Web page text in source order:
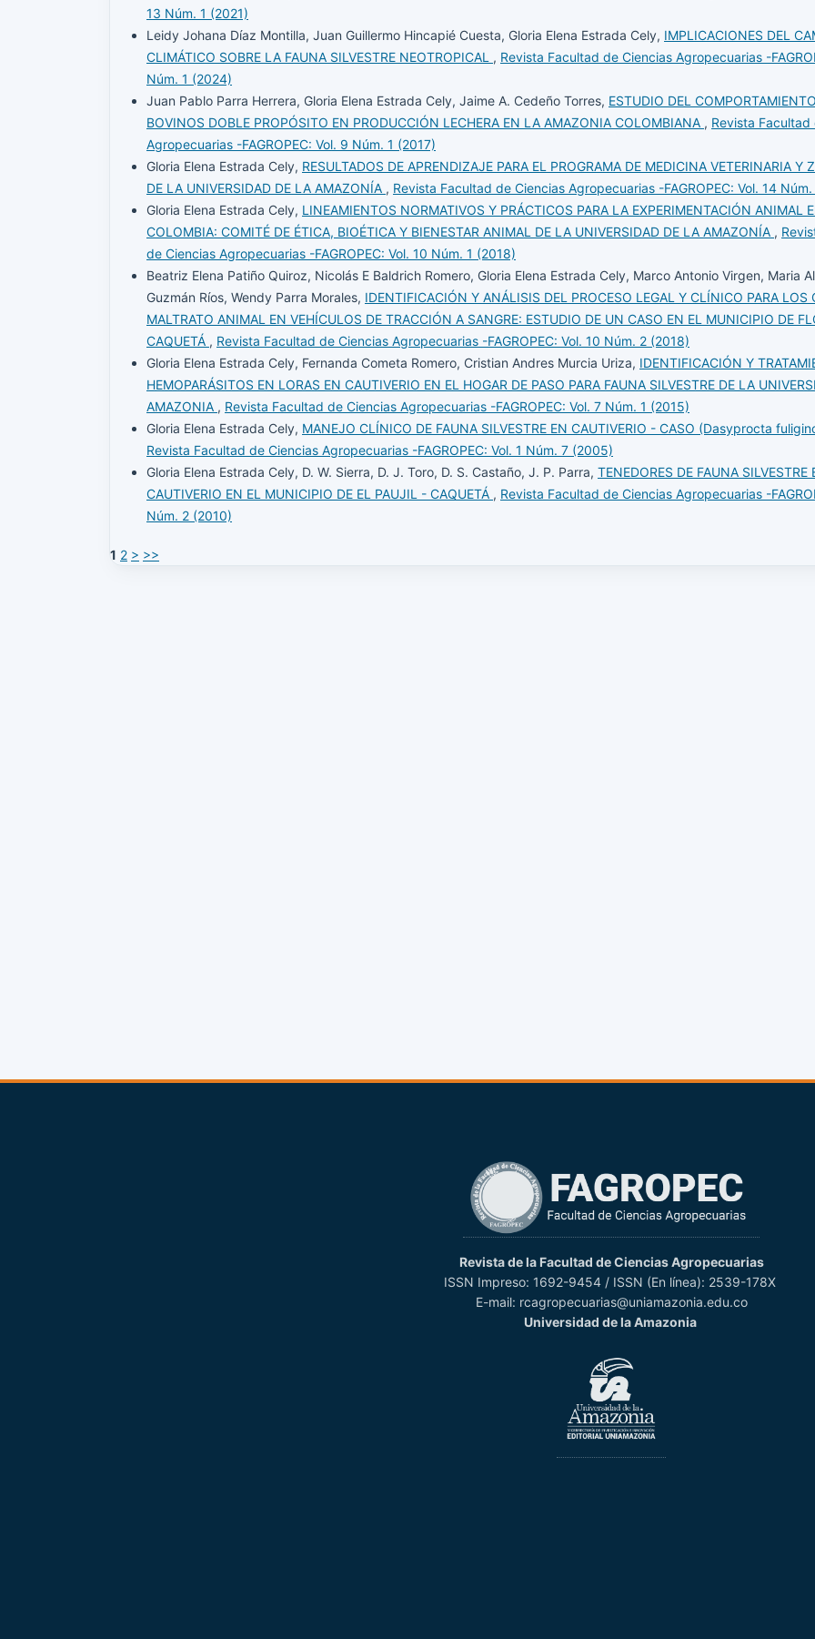
13 Núm. 1 (2021)
Leidy Johana Díaz Montilla, Juan Guillermo Hincapié Cuesta, Gloria Elena Estrada Cely, IMPLICACIONES DEL
CLIMÁTICO SOBRE LA FAUNA SILVESTRE NEOTROPICAL , Revista Facultad de Ciencias Agropecuarias -
Núm. 1 (2024)
Juan Pablo Parra Herrera, Gloria Elena Estrada Cely, Jaime A. Cedeño Torres, ESTUDIO DEL
BOVINOS DOBLE PROPÓSITO EN PRODUCCIÓN LECHERA EN LA AMAZONIA COLOMBIANA , Revista Facultad
Agropecuarias -FAGROPEC: Vol. 9 Núm. 1 (2017)
Gloria Elena Estrada Cely, RESULTADOS DE APRENDIZAJE PARA EL PROGRAMA DE MEDICINA VETERINARIA Y
DE LA UNIVERSIDAD DE LA AMAZONÍA , Revista Facultad de Ciencias Agropecuarias -FAGROPEC: Vol. 14
Gloria Elena Estrada Cely, LINEAMIENTOS NORMATIVOS Y PRÁCTICOS PARA LA EXPERIMENTACIÓN ANIMAL
COLOMBIA: COMITÉ DE ÉTICA, BIOÉTICA Y BIENESTAR ANIMAL DE LA UNIVERSIDAD DE LA AMAZONÍA ,
de Ciencias Agropecuarias -FAGROPEC: Vol. 10 Núm. 1 (2018)
Beatriz Elena Patiño Quiroz, Nicolás E Baldrich Romero, Gloria Elena Estrada Cely, Marco Antonio Virgen, Maria
Guzmán Ríos, Wendy Parra Morales, IDENTIFICACIÓN Y ANÁLISIS DEL PROCESO LEGAL Y CLÍNICO PARA LOS
MALTRATO ANIMAL EN VEHÍCULOS DE TRACCIÓN A SANGRE: ESTUDIO DE UN CASO EN EL MUNICIPIO DE
CAQUETÁ , Revista Facultad de Ciencias Agropecuarias -FAGROPEC: Vol. 10 Núm. 2 (2018)
Gloria Elena Estrada Cely, Fernanda Cometa Romero, Cristian Andres Murcia Uriza, IDENTIFICACIÓN Y
HEMOPARÁSITOS EN LORAS EN CAUTIVERIO EN EL HOGAR DE PASO PARA FAUNA SILVESTRE DE LA
AMAZONIA , Revista Facultad de Ciencias Agropecuarias -FAGROPEC: Vol. 7 Núm. 1 (2015)
Gloria Elena Estrada Cely, MANEJO CLÍNICO DE FAUNA SILVESTRE EN CAUTIVERIO - CASO (Dasyprocta
Revista Facultad de Ciencias Agropecuarias -FAGROPEC: Vol. 1 Núm. 7 (2005)
Gloria Elena Estrada Cely, D. W. Sierra, D. J. Toro, D. S. Castaño, J. P. Parra, TENEDORES DE FAUNA SILVESTRE
CAUTIVERIO EN EL MUNICIPIO DE EL PAUJIL - CAQUETÁ , Revista Facultad de Ciencias Agropecuarias -
Núm. 2 (2010)
1 2 > >>
Revista de la Facultad de Ciencias Agropecuarias
ISSN Impreso: 1692-9454 / ISSN (En línea): 2539-178X
E-mail: rcagropecuarias@uniamazonia.edu.co
Universidad de la Amazonia